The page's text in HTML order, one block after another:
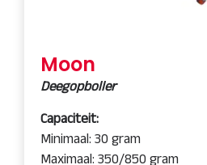
Moon
Deegopboller
Capaciteit:
Minimaal: 30 gram
Maximaal: 350/850 gram